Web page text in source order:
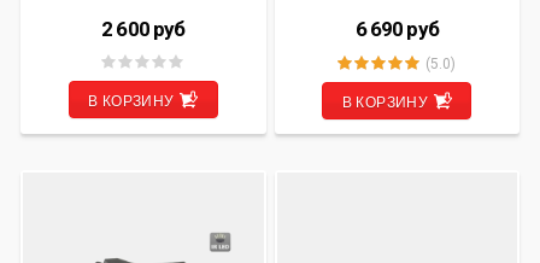
(#023) для HYUNDAI
ACCENT/ ELANTRA (2007-…)/
IX 55/ SONATA V (2001-2007)/
TERRACAN/ TUCSON/ KIA
CARENS / CEE'D / CEE'D SW /
MOHAVE / OPIRUS / SORENTO
/ SPORTAGE (2010)
2 600 руб
В КОРЗИНУ
ТВ линий, без парковочных
линий
6 690 руб
(5.0)
В КОРЗИНУ